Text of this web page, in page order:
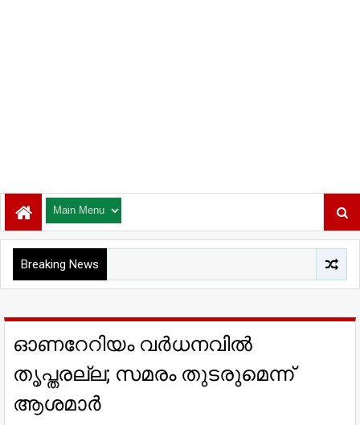
Breaking News
ഓണറേറിയം വര്‍ധനവില്‍
തൃപ്തരല്ല; സമരം തുടരുമെന്ന്
ആശമാര്‍